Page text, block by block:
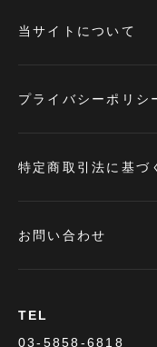
当サイトについて
プライバシーポリシ
特定商取引法に基づ
お問い合わせ
TEL
03-5858-6818